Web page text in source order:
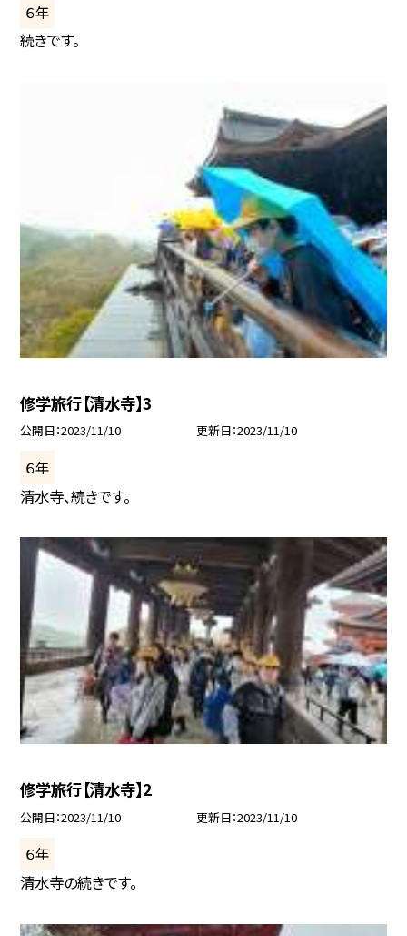
６年
続きです。
修学旅行【清水寺】3
公開日 2023/11/10 更新日 2023/11/10
６年
清水寺、続きです。
修学旅行【清水寺】2
公開日 2023/11/10 更新日 2023/11/10
６年
清水寺の続きです。